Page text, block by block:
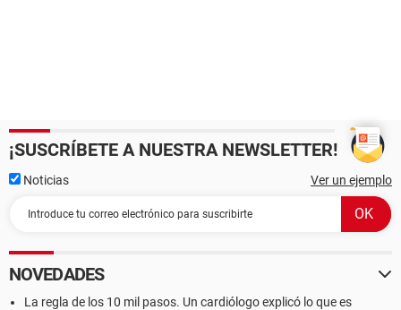
¡SUSCRÍBETE A NUESTRA NEWSLETTER!
Noticias Ver un ejemplo
NOVEDADES
La regla de los 10 mil pasos. Un cardiólogo explicó lo que es